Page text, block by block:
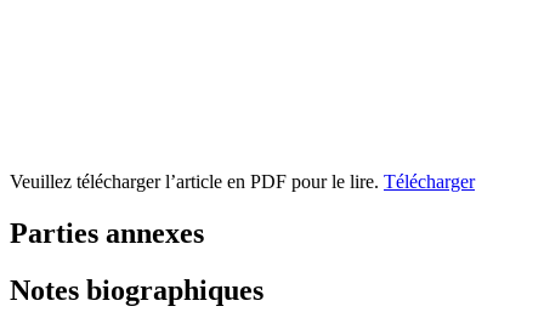
Veuillez télécharger l’article en PDF pour le lire. Télécharger
Parties annexes
Notes biographiques